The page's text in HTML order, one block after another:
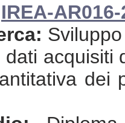
IREA-
dati
dei